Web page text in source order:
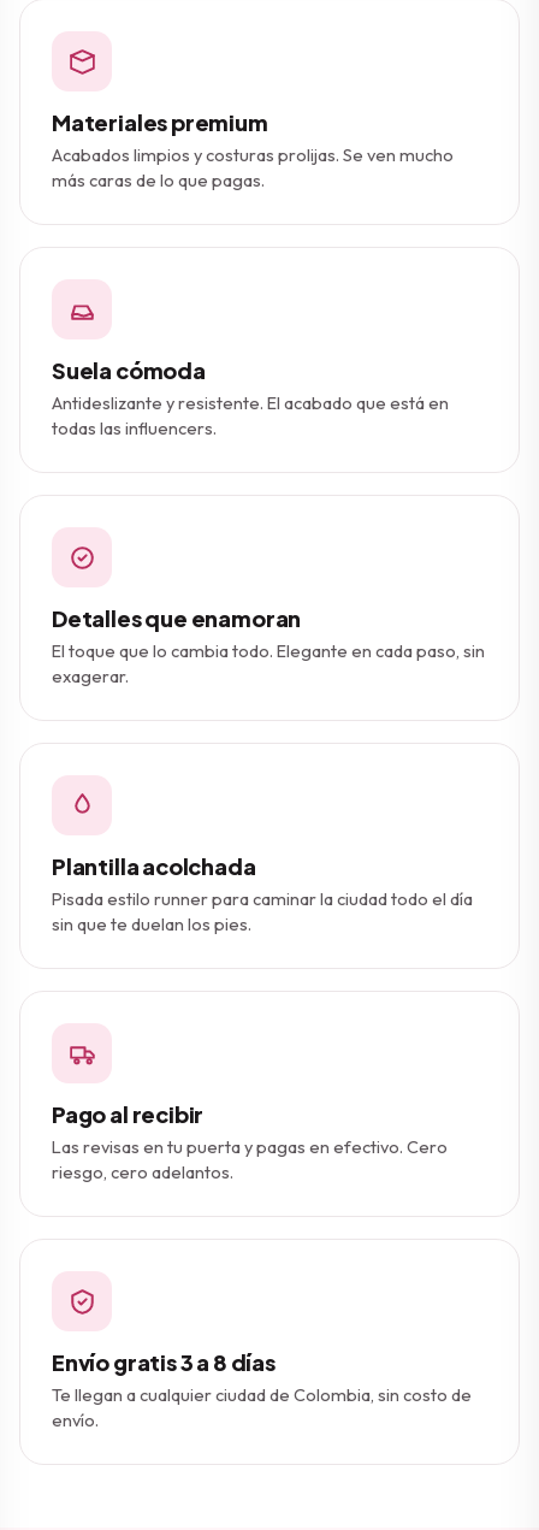
$100.000,00
Materiales premium
Acabados limpios y costuras prolijas. Se ven mucho
más caras de lo que pagas.
Suela cómoda
Antideslizante y resistente. El acabado que está en
todas las influencers.
Detalles que enamoran
El toque que lo cambia todo. Elegante en cada paso, sin
exagerar.
Plantilla acolchada
Pisada estilo runner para caminar la ciudad todo el día
sin que te duelan los pies.
Pago al recibir
Las revisas en tu puerta y pagas en efectivo. Cero
riesgo, cero adelantos.
Envío gratis 3 a 8 días
Te llegan a cualquier ciudad de Colombia, sin costo de
envío.